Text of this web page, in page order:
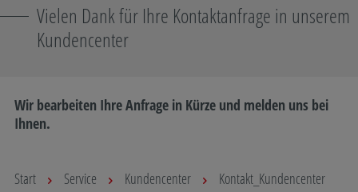
Vielen Dank für Ihre Kontaktanfrage in unserem
Kundencenter
Wir bearbeiten Ihre Anfrage in Kürze und melden uns bei
Ihnen.
Start Service Kundencenter
Kontakt_Kundencenter